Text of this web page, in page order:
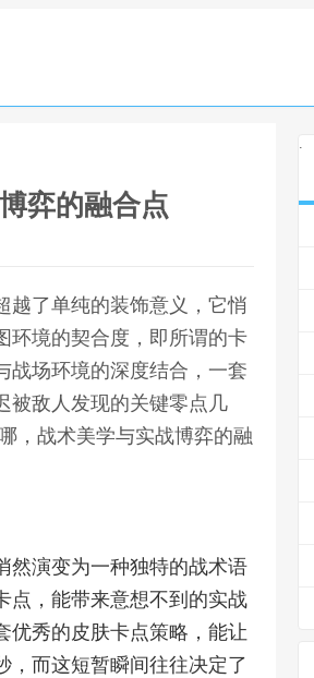
弈的融合点
越了单纯的装饰意义，它悄
环境的契合度，即所谓的卡
战场环境的深度结合，一套
被敌人发现的关键零点几
，战术美学与实战博弈的融
然演变为一种独特的战术语
点，能带来意想不到的实战
优秀的皮肤卡点策略，能让
，而这短暂瞬间往往决定了
.